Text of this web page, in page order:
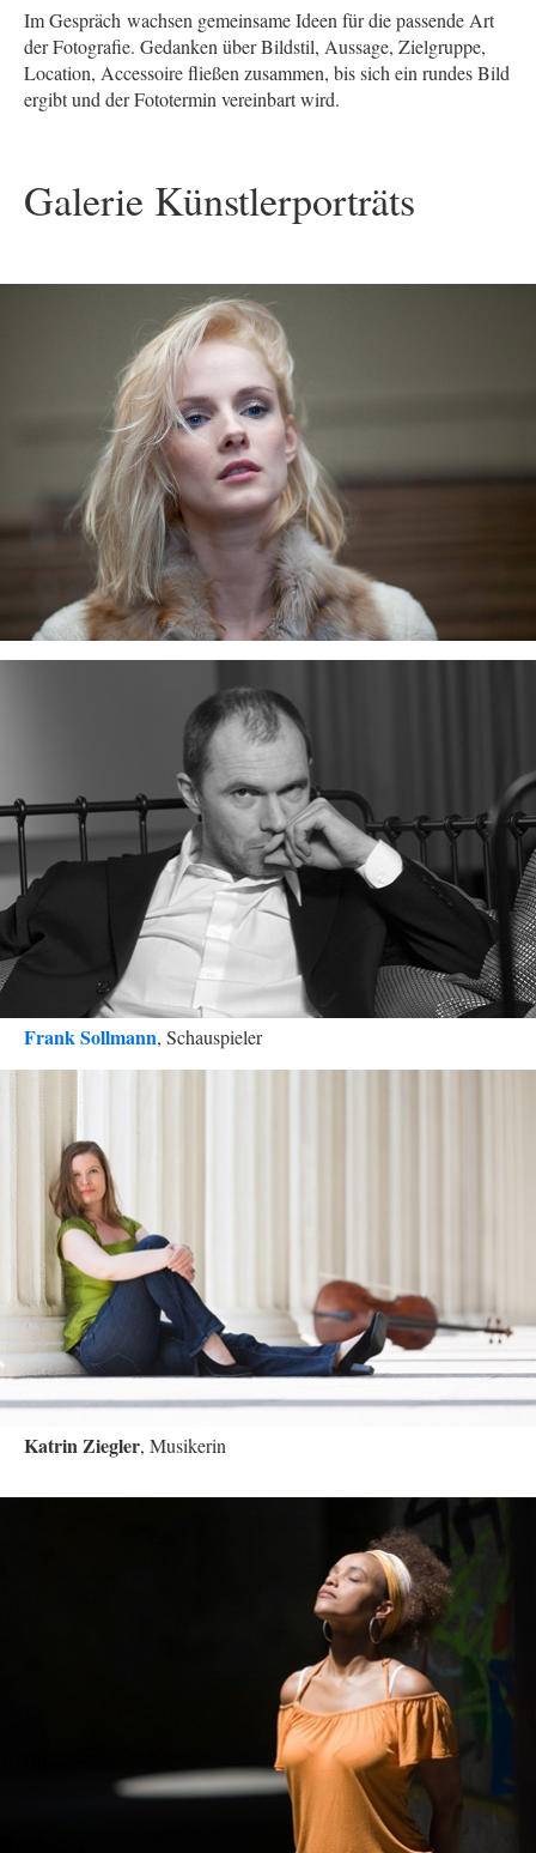
Im Gespräch wachsen gemeinsame Ideen für die passende Art
der Fotografie. Gedanken über Bildstil, Aussage, Zielgruppe,
Location, Accessoire fließen zusammen, bis sich ein rundes Bild
ergibt und der Fototermin vereinbart wird.
Galerie Künstlerporträts
Frank Sollmann, Schauspieler
Katrin Ziegler, Musikerin